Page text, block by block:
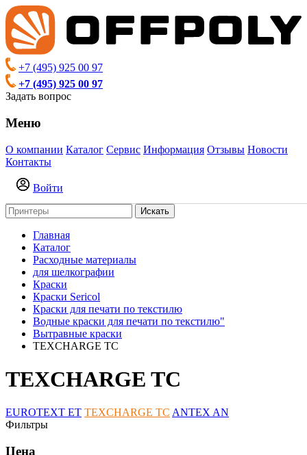
+7 (495) 925 00 97
+7 (495) 925 00 97
Задать вопрос
Меню
О компании Каталог Сервис Информация Отзывы Новости
Контакты
Войти
Искать
Главная
Каталог
Расходные материалы
для шелкографии
Краски
Краски Sericol
Краски для печати по текстилю
Водные краски для печати по текстилю"
Вытравные краски
TEXCHARGE TC
TEXCHARGE TC
EUROTEXT ET TEXCHARGE TC ANTEX AN
Фильтры
Цена